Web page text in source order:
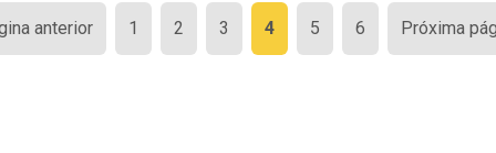
Paginação
de
anterior 1 2 3 4 5 6 Próxima